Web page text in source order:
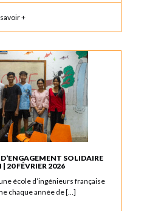
+
SOLIDAIRE
| 20 FÉVRIER 2026
école d’ingénieurs française
chaque année de […]